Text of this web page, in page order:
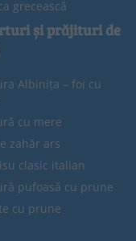
grecească
și prăjituri de
Albinița – foi cu
cu mere
zahăr ars
clasic italian
pufoasă cu prune
cu prune